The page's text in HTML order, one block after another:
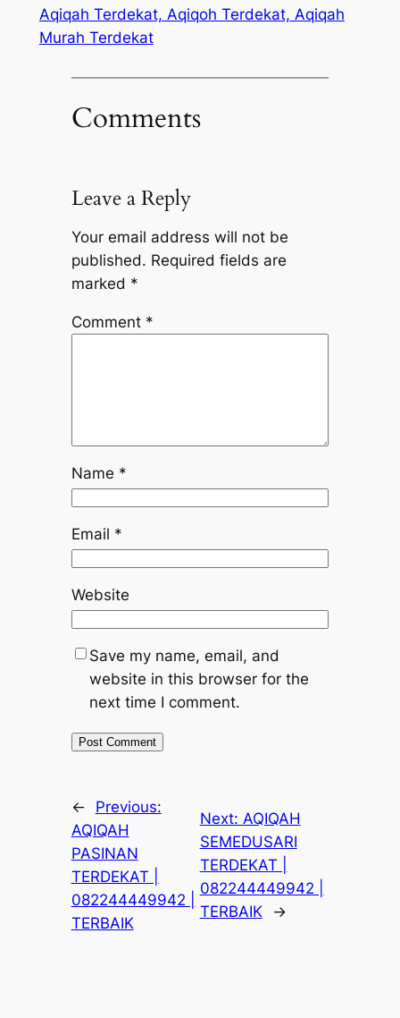
Aqiqah Terdekat, Aqiqoh Terdekat, Aqiqah
Murah Terdekat
Comments
Leave a Reply
Your email address will not be
published. Required fields are
marked *
Comment *
Name *
Email *
Website
Save my name, email, and
website in this browser for the
next time I comment.
←
Previous:
AQIQAH
PASINAN
TERDEKAT |
082244449942 |
TERBAIK
Next: AQIQAH
SEMEDUSARI
TERDEKAT |
082244449942 |
TERBAIK
→